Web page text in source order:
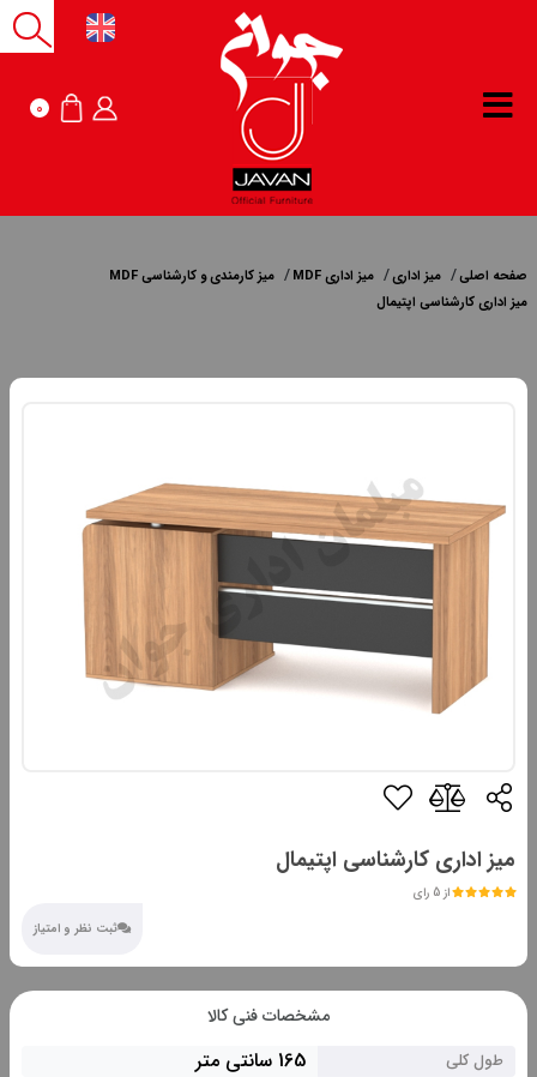
0
صفحه اصلی میز اداری میز اداری MDF
میز کارمندی و کارشناسی MDF
میز اداری کارشناسی اپتیمال
میز اداری کارشناسی اپتیمال
از 5 رای
ثبت نظر و امتیاز
مشخصات فنی کالا
طول کلی 165 سانتی متر